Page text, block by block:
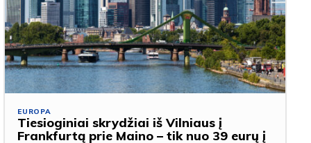
EUROPA
Tiesioginiai skrydžiai iš Vilniaus į
Frankfurtą prie Maino – tik nuo 39 eurų į